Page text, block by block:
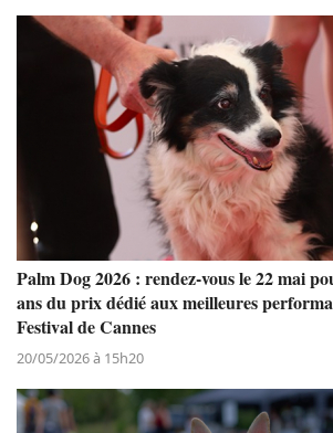
Palm Dog 2026 : rendez-vous le 22 mai
ans du prix dédié aux meilleures
Festival de Cannes
20/05/2026 à 15h20